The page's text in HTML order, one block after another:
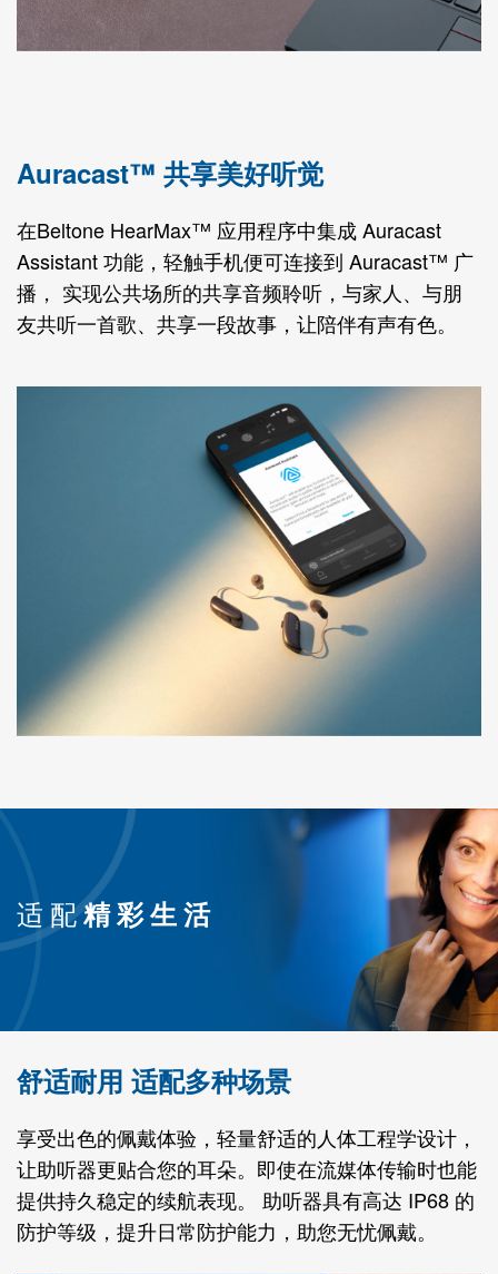
Auracast™ 共享美好听觉
在Beltone HearMax™ 应用程序中集成 Auracast
Assistant 功能，轻触手机便可连接到 Auracast™ 广
播， 实现公共场所的共享音频聆听，与家人、与朋
友共听一首歌、共享一段故事，让陪伴有声有色。
适配精彩生活
舒适耐用 适配多种场景
享受出色的佩戴体验，轻量舒适的人体工程学设计，
让助听器更贴合您的耳朵。即使在流媒体传输时也能
提供持久稳定的续航表现。 助听器具有高达 IP68 的
防护等级，提升日常防护能力，助您无忧佩戴。